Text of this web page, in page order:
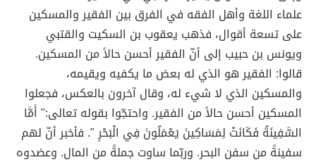
علماء اللغة وأهل الفقه في الفرق بين الفقير والمسكين
على تسعة أقوال، فذهب يعقوب بن السكيت والقتبي
ويونس بن حبيب إلى أنّ الفقير أحسن حالاً من المسكين.
قالوا: الفقير هو الذي له بعض ما يكفيه ويقيمه،
والمسكين الذي لا شيء له، وقال آخرون بالعكس، فجعلوا
المسكين أحسن حالاً من الفقير. واحتجّوا بقوله تعالى:" أَمَّا
السَّفِينَةُ فَكَانَتْ لِمَسَاكِينَ يَعْمَلُونَ فِي الْبَحْرِ ". فأخبر أنّ لهم
سفينةً من سفن البحر. وربّما ساوت جملةً من المال. وعضدوه